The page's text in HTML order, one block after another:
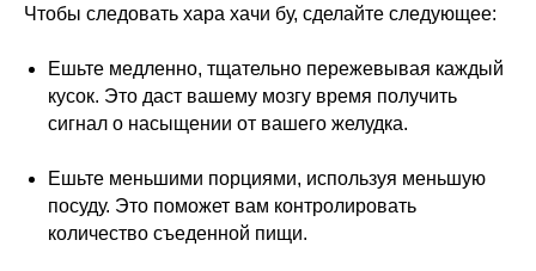
Чтобы следовать хара хачи бу, сделайте следующее:
Ешьте медленно, тщательно пережевывая каждый
кусок. Это даст вашему мозгу время получить
сигнал о насыщении от вашего желудка.
Ешьте меньшими порциями, используя меньшую
посуду. Это поможет вам контролировать
количество съеденной пищи.